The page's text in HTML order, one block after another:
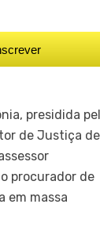
presidida
de Justiça de
procurador de
em massa